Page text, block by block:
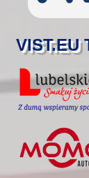
VIST.EU